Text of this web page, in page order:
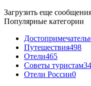
Загрузить еще
Популярные категории
Путешествия498
Отели465
Советы туристам34
Отели России0